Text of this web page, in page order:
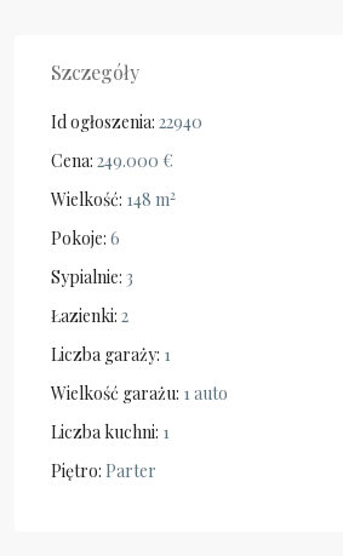
Szczegóły
Id ogłoszenia: 22940
Cena: 249.000 €
Wielkość: 148 m2
Pokoje: 6
Sypialnie: 3
Łazienki: 2
Liczba garaży: 1
Wielkość garażu: 1 auto
Liczba kuchni: 1
Piętro: Parter